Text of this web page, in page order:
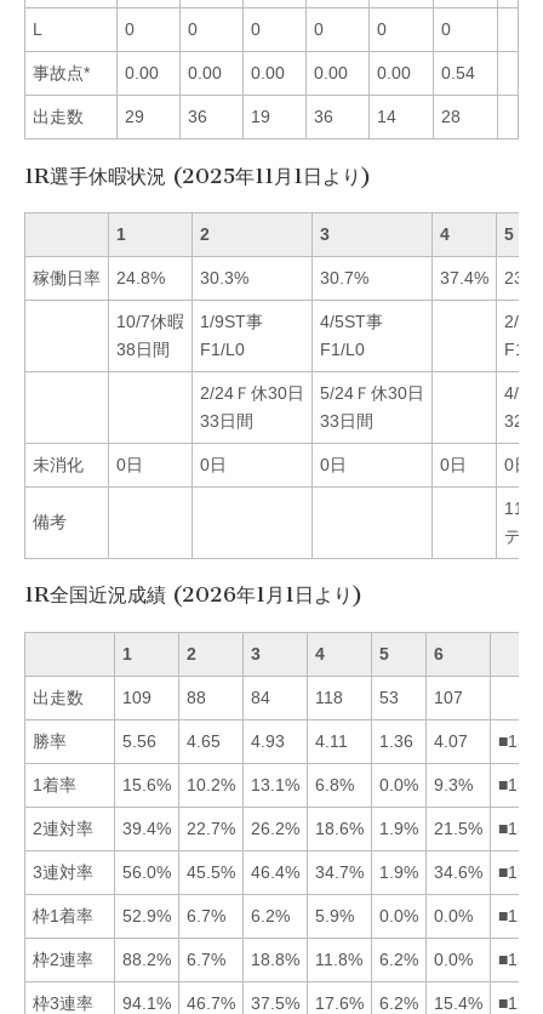
L 0 0 0 0 0 0
事故点* 0.00 0.00 0.00 0.00 0.00 0.54
出走数 29 36 19 36 14 28
1R選手休暇状況 (2025年11月1日より)
1 2 3 4 5
稼働日率 24.8% 30.3% 30.7% 37.4%
10/7休暇
38日間
1/9ST事
F1/L0
4/5ST事
F1/L0
2/
F1/
2/24Ｆ休30日
33日間
5/24Ｆ休30日
33日間
4/10
32
未消化 0日 0日 0日 0日 0日
備考
11/3
デビ
1R全国近況成績 (2026年1月1日より)
1 2 3 4 5 6
出走数 109 88 84 118 53 107
勝率 5.56 4.65 4.93 4.11 1.36 4.07
1着率 15.6% 10.2% 13.1% 6.8% 0.0% 9.3%
2連対率 39.4% 22.7% 26.2% 18.6% 1.9% 21.5%
3連対率 56.0% 45.5% 46.4% 34.7% 1.9% 34.6%
枠1着率 52.9% 6.7% 6.2% 5.9% 0.0% 0.0%
枠2連率 88.2% 6.7% 18.8% 11.8% 6.2% 0.0%
枠3連率 94.1% 46.7% 37.5% 17.6% 6.2% 15.4%